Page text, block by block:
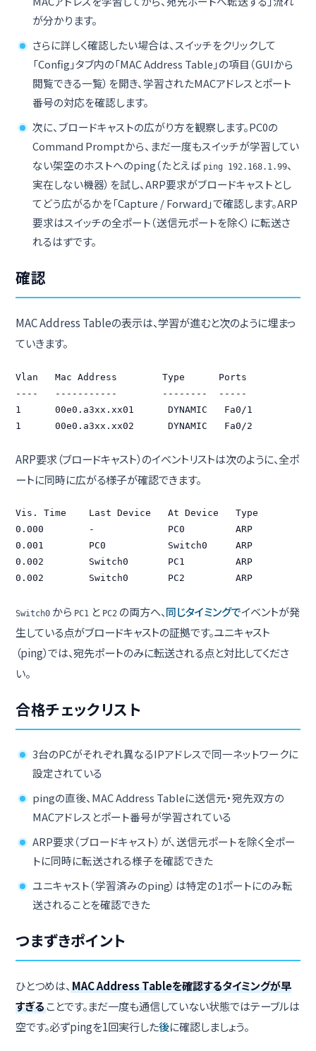
が分かります。
さらに詳しく確認したい場合は、スイッチをクリックして
「Config」タブ内の「MAC Address Table」の項目（GUIから
閲覧できる一覧）を開き、学習されたMACアドレスとポート
番号の対応を確認します。
次に、ブロードキャストの広がり方を観察します。PC0の
Command Promptから、まだ一度もスイッチが学習してい
ない架空のホストへのping（たとえば ping 192.168.1.99、
実在しない機器）を試し、ARP要求がブロードキャストとし
てどう広がるかを「Capture / Forward」で確認します。ARP
要求はスイッチの全ポート（送信元ポートを除く）に転送さ
れるはずです。
確認
MAC Address Tableの表示は、学習が進むと次のように埋まっ
ていきます。
Vlan   Mac Address        Type      Ports
----   -----------        --------  -----
1      00e0.a3xx.xx01      DYNAMIC   Fa0/1
1      00e0.a3xx.xx02      DYNAMIC   Fa0/2
ARP要求（ブロードキャスト）のイベントリストは次のように、全ポ
ートに同時に広がる様子が確認できます。
Vis. Time    Last Device   At Device   Type
0.000        -             PC0         ARP
0.001        PC0           Switch0     ARP
0.002        Switch0       PC1         ARP
0.002        Switch0       PC2         ARP
Switch0 から PC1 と PC2 の両方へ、同じタイミングでイベントが発
生している点がブロードキャストの証拠です。ユニキャスト
（ping）では、宛先ポートのみに転送される点と対比してくださ
い。
合格チェックリスト
3台のPCがそれぞれ異なるIPアドレスで同一ネットワークに
設定されている
pingの直後、MAC Address Tableに送信元・宛先双方の
MACアドレスとポート番号が学習されている
ARP要求（ブロードキャスト）が、送信元ポートを除く全ポー
トに同時に転送される様子を確認できた
ユニキャスト（学習済みのping）は特定の1ポートにのみ転
送されることを確認できた
つまずきポイント
ひとつめは、MAC Address Tableを確認するタイミングが早
すぎることです。まだ一度も通信していない状態ではテーブルは
空です。必ずpingを1回実行した後に確認しましょう。